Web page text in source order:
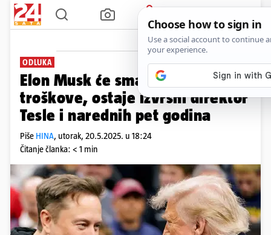
PRIJAVA
News
ODLUKA
Elon Musk će smanjiti političke
troškove, ostaje izvršni direktor
Tesle i narednih pet godina
Piše HINA, utorak, 20.5.2025. u 18:24
Čitanje članka: < 1 min